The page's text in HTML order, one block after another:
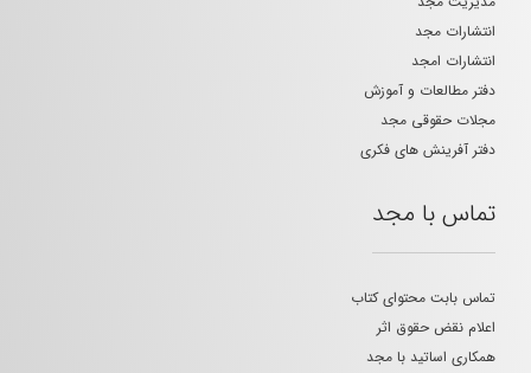
انتشارات مجد
انتشارات امجد
دفتر مطالعات و آموزش
مجلات حقوقی مجد
دفتر آفرینش های فکری
تماس با مجد
تماس بابت محتوای کتاب
اعلام نقض حقوق اثر
همکاری اساتید با مجد